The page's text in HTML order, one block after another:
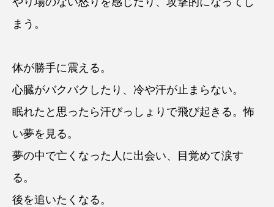
まう。
体が勝手に震える。
心臓がバクバクしたり、冷や汗が止まらない。
眠れたと思ったら汗びっしょりで飛び起きる。怖
い夢を見る。
夢の中で亡くなった人に出会い、目覚めて涙す
る。
後を追いたくなる。